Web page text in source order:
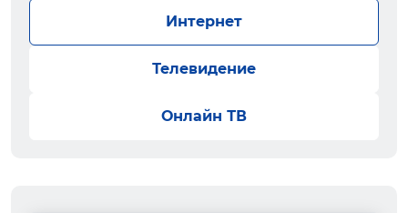
Интернет
Телевидение
Онлайн ТВ